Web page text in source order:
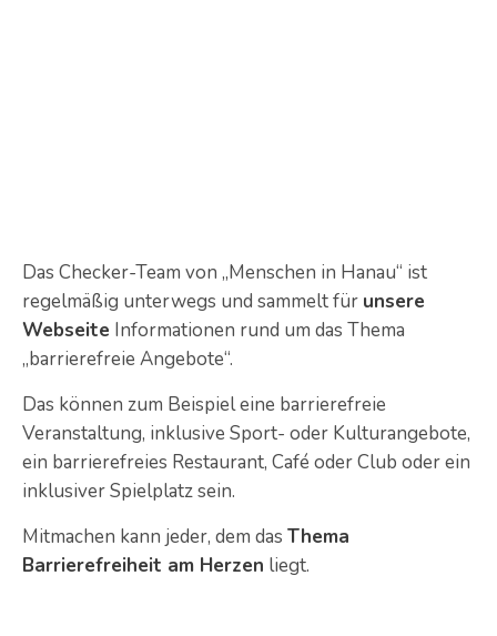
Das Checker-Team von „Menschen in Hanau“ ist
regelmäßig unterwegs und sammelt für unsere
Webseite Informationen rund um das Thema
„barrierefreie Angebote“.
Das können zum Beispiel eine barrierefreie
Veranstaltung, inklusive Sport- oder Kulturangebote,
ein barrierefreies Restaurant, Café oder Club oder ein
inklusiver Spielplatz sein.
Mitmachen kann jeder, dem das Thema
Barrierefreiheit am Herzen liegt.